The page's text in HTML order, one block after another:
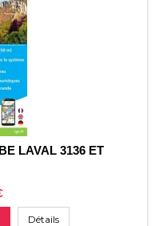
LAVAL 3136 ET
Détails